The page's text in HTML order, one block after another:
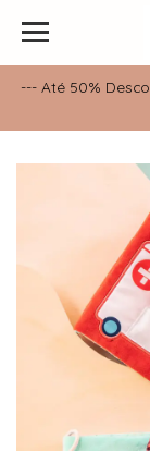
--- Até 50%